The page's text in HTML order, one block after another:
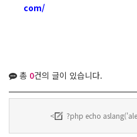
com/
총 0건의 글이 있습니다.
< ?php echo